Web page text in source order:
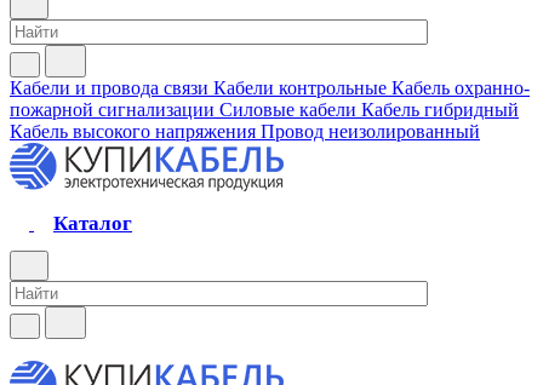
Кабели и провода связи Кабели контрольные Кабель охранно-
пожарной сигнализации Силовые кабели Кабель гибридный
Кабель высокого напряжения Провод неизолированный
Каталог